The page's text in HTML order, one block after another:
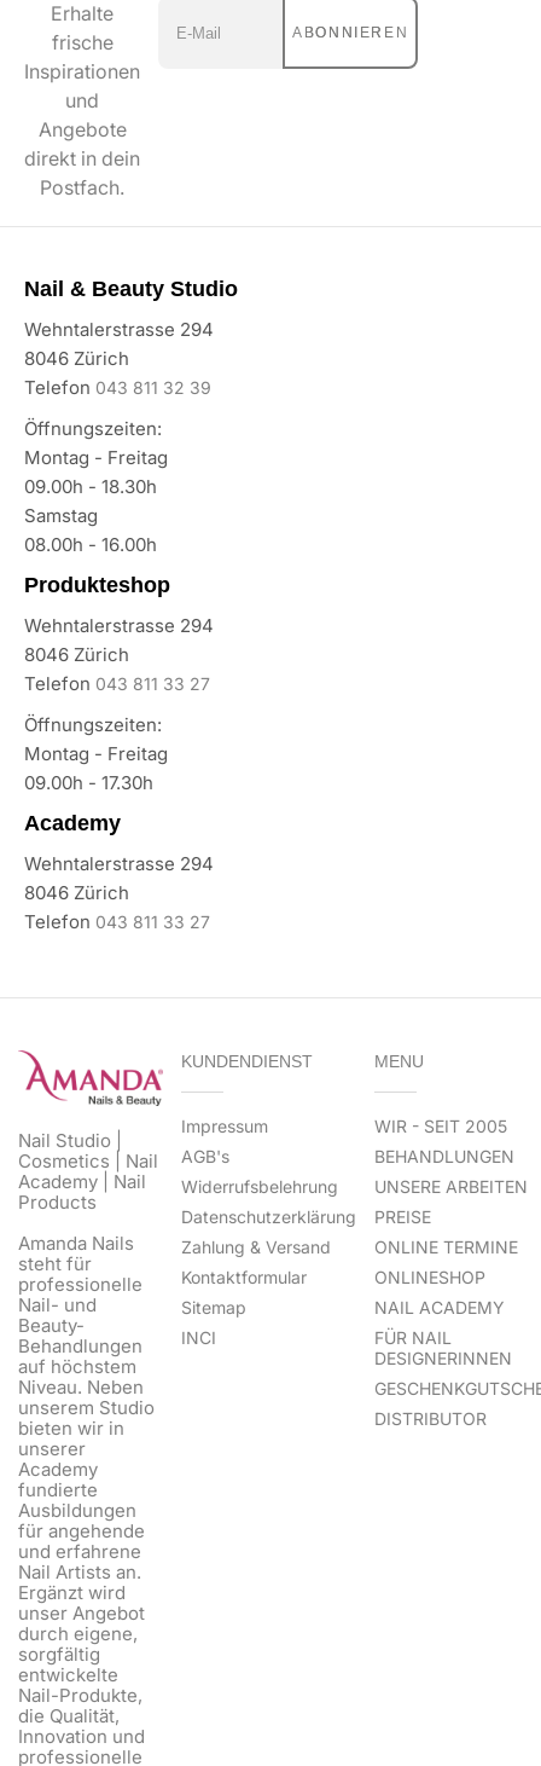
Erhalte
frische
Inspirationen
und
Angebote
direkt in dein
Postfach.
ABONNIEREN
Nail & Beauty Studio
Wehntalerstrasse 294
8046 Zürich
Telefon 043 811 32 39
Öffnungszeiten:
Montag - Freitag
09.00h - 18.30h
Samstag
08.00h - 16.00h
Produkteshop
Wehntalerstrasse 294
8046 Zürich
Telefon 043 811 33 27
Öffnungszeiten:
Montag - Freitag
09.00h - 17.30h
Academy
Wehntalerstrasse 294
8046 Zürich
Telefon 043 811 33 27
Nail Studio |
Cosmetics | Nail
Academy | Nail
Products
Amanda Nails
steht für
professionelle
Nail- und
Beauty-
Behandlungen
auf höchstem
Niveau. Neben
unserem Studio
bieten wir in
unserer
Academy
fundierte
Ausbildungen
für angehende
und erfahrene
Nail Artists an.
Ergänzt wird
unser Angebot
durch eigene,
sorgfältig
entwickelte
Nail-Produkte,
die Qualität,
Innovation und
professionelle
KUNDENDIENST
Impressum
AGB's
Widerrufsbelehrung
Datenschutzerklärung
Zahlung & Versand
Kontaktformular
Sitemap
INCI
MENU
WIR - SEIT 2005
BEHANDLUNGEN
UNSERE ARBEITEN
PREISE
ONLINE TERMINE
ONLINESHOP
NAIL ACADEMY
FÜR NAIL
DESIGNERINNEN
DISTRIBUTOR